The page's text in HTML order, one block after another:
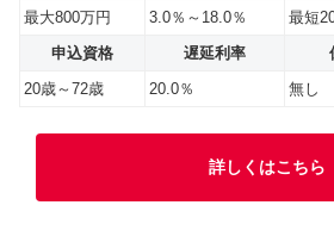
最大800万円
3.0％～18.0％ 最短
申込資格
遅延利率
20歳～72歳
20.0％ 無し
詳しくはこちら